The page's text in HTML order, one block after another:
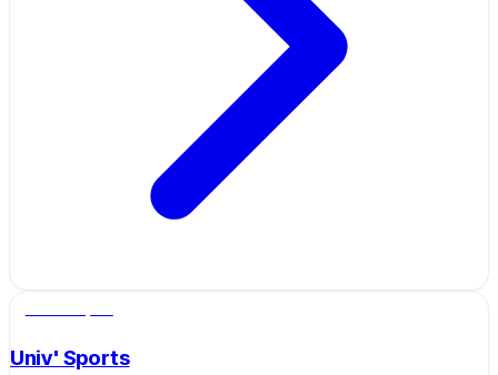
Univ' Sports